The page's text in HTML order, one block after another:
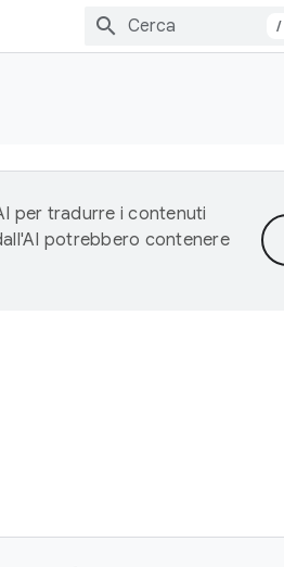
/
per tradurre i contenuti
potrebbero contenere